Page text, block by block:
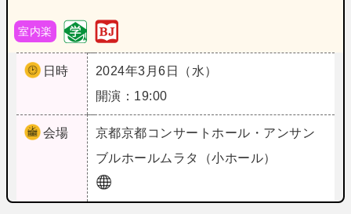
室内楽
日時
2024年3月6日（水）
開演：19:00
会場 京都京都コンサートホール・アンサン
ブルホールムラタ（小ホール）